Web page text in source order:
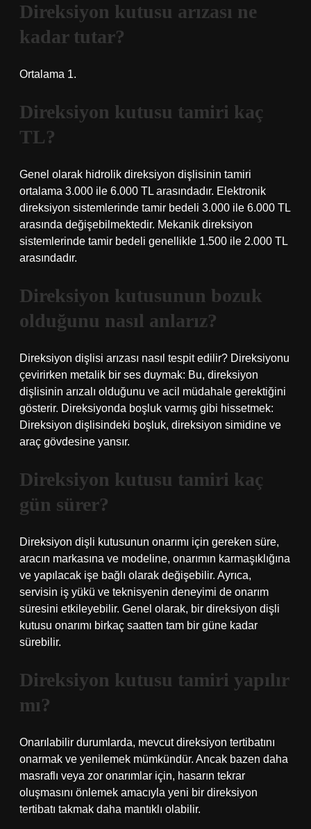
Direksiyon kutusu arızası ne
kadar tutar?
Ortalama 1.
Direksiyon kutusu tamiri kaç
TL?
Genel olarak hidrolik direksiyon dişlisinin tamiri
ortalama 3.000 ile 6.000 TL arasındadır. Elektronik
direksiyon sistemlerinde tamir bedeli 3.000 ile 6.000 TL
arasında değişebilmektedir. Mekanik direksiyon
sistemlerinde tamir bedeli genellikle 1.500 ile 2.000 TL
arasındadır.
Direksiyon kutusunun bozuk
olduğunu nasıl anlarız?
Direksiyon dişlisi arızası nasıl tespit edilir? Direksiyonu
çevirirken metalik bir ses duymak: Bu, direksiyon
dişlisinin arızalı olduğunu ve acil müdahale gerektiğini
gösterir. Direksiyonda boşluk varmış gibi hissetmek:
Direksiyon dişlisindeki boşluk, direksiyon simidine ve
araç gövdesine yansır.
Direksiyon kutusu tamiri kaç
gün sürer?
Direksiyon dişli kutusunun onarımı için gereken süre,
aracın markasına ve modeline, onarımın karmaşıklığına
ve yapılacak işe bağlı olarak değişebilir. Ayrıca,
servisin iş yükü ve teknisyenin deneyimi de onarım
süresini etkileyebilir. Genel olarak, bir direksiyon dişli
kutusu onarımı birkaç saatten tam bir güne kadar
sürebilir.
Direksiyon kutusu tamiri yapılır
mı?
Onarılabilir durumlarda, mevcut direksiyon tertibatını
onarmak ve yenilemek mümkündür. Ancak bazen daha
masraflı veya zor onarımlar için, hasarın tekrar
oluşmasını önlemek amacıyla yeni bir direksiyon
tertibatı takmak daha mantıklı olabilir.